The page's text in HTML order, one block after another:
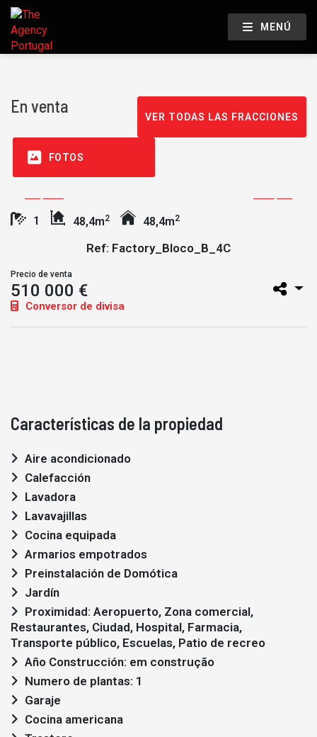
MENÚ
En venta
VER TODAS LAS FRACCIONES
FOTOS
1 48,4m2 48,4m2
Ref: Factory_Bloco_B_4C
Precio de venta
510 000 €
Conversor de divisa
Características de la propiedad
Aire acondicionado
Calefacción
Lavadora
Lavavajillas
Cocina equipada
Armarios empotrados
Preinstalación de Domótica
Jardín
Restaurantes, Ciudad, Hospital, Farmacia,
Transporte público, Escuelas, Patio de recreo
Año Construcción: em construção
Numero de plantas: 1
Garaje
Cocina americana